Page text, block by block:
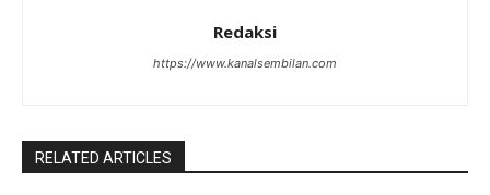
Redaksi
https://www.kanalsembilan.com
RELATED ARTICLES